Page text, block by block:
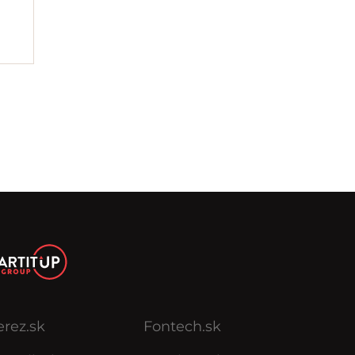
Fontech.sk